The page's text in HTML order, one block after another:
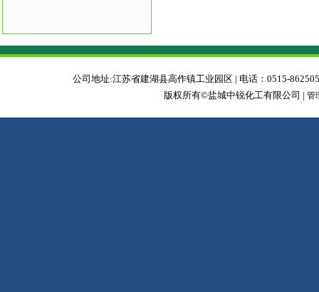
公司地址:江苏省建湖县高作镇工业园区 | 电话：0515-
版权所有©盐城中锐化工有限公司 | 管